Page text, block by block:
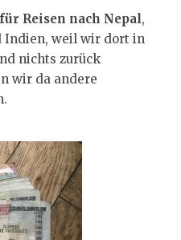
Reisen nach Nepal,
Indien, weil wir dort in
nichts zurück
wir da andere